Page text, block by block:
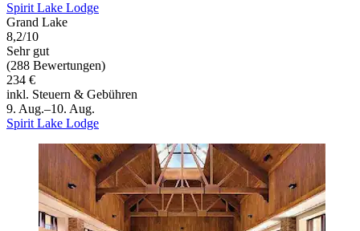
Spirit Lake Lodge
Grand Lake
8,2/10
Sehr gut
(288 Bewertungen)
234 €
inkl. Steuern & Gebühren
9. Aug.–10. Aug.
Spirit Lake Lodge